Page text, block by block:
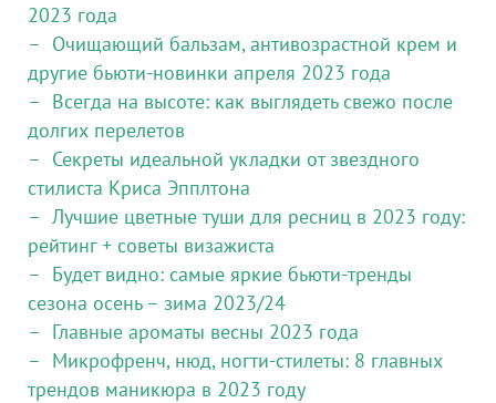
2023 года
Очищающий бальзам, антивозрастной крем и
другие бьюти-новинки апреля 2023 года
Всегда на высоте: как выглядеть свежо после
долгих перелетов
Секреты идеальной укладки от звездного
стилиста Криса Эпплтона
Лучшие цветные туши для ресниц в 2023 году:
рейтинг + советы визажиста
Будет видно: самые яркие бьюти-тренды
сезона осень – зима 2023/24
Главные ароматы весны 2023 года
Микрофренч, нюд, ногти-стилеты: 8 главных
трендов маникюра в 2023 году